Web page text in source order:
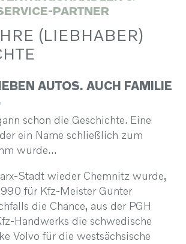
PARTNER
(LIEBHABER)
AUTOS. AUCH FAMILIE
schon die Geschichte. Eine
ein Name schließlich zum
wurde…
Stadt wieder Chemnitz wurde,
für Kfz-Meister Gunter
die Chance, aus der PGH
Handwerks die schwedische
Volvo für die westsächsische